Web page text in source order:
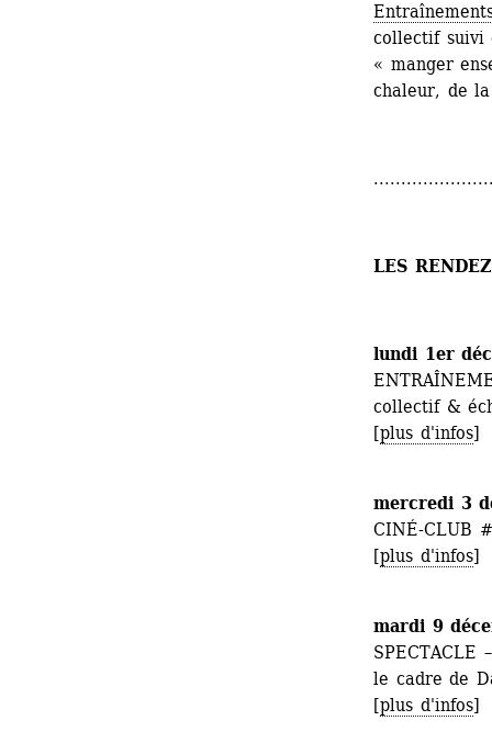
collectif suivi
« manger
chaleur, de
LES
lundi 1er
collectif &
[plus d'infos]
mercredi 3
CINÉ-CLUB
[plus d'infos]
mardi 9
le cadre de
[plus d'infos]